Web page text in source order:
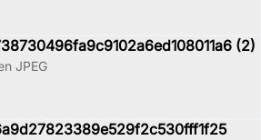
(2)
JPEG